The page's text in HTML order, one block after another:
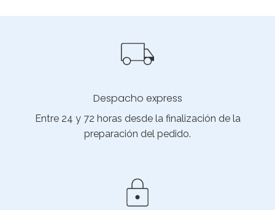
Despacho express
Entre 24 y 72 horas desde la finalización de la
preparación del pedido.